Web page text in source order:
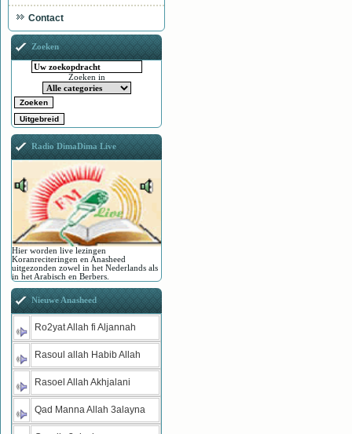
Contact
Zoeken
Zoeken in
Radio DimaDima Live
Hier worden live lezingen
Koranreciteringen en Anasheed
uitgezonden zowel in het Nederlands als
in het Arabisch en Berbers.
Nieuwe Anasheed
Ro2yat Allah fi Aljannah
Rasoul allah Habib Allah
Rasoel Allah Akhjalani
Qad Manna Allah 3alayna